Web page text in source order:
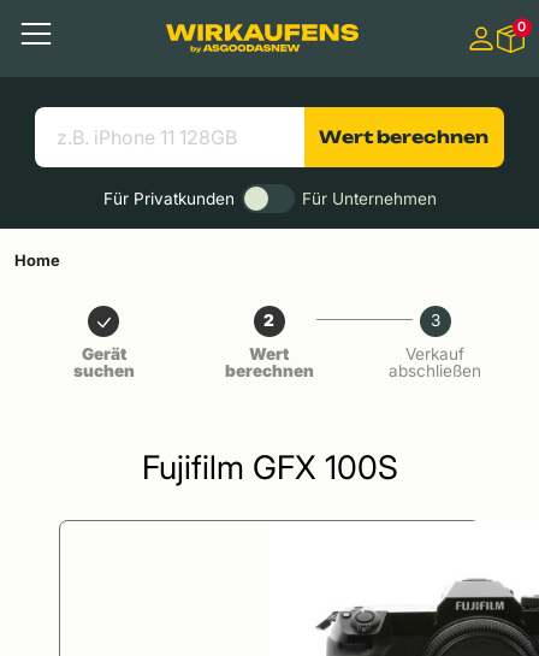
Menü
Suchen
Nützliche Links
0
Wert berechnen
Für Privatkunden Für Unternehmen
Home
Gerät
suchen
2
Wert
berechnen
3
Verkauf
abschließen
Fujifilm GFX 100S